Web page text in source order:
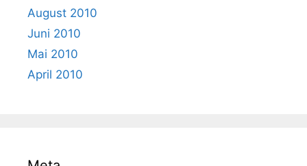
August 2010
Juni 2010
Mai 2010
April 2010